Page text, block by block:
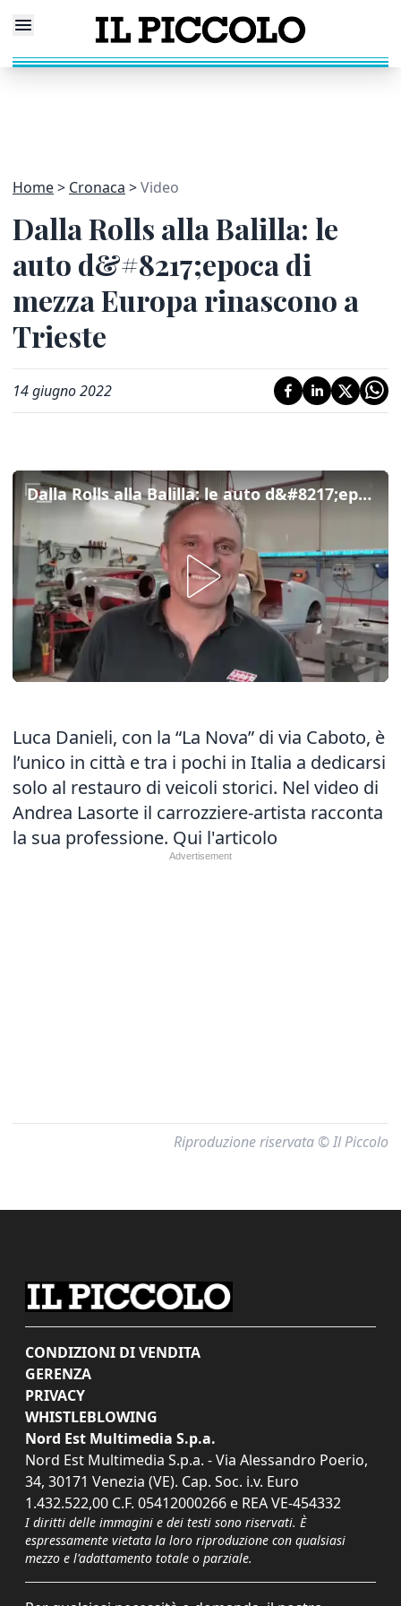
Home Cronaca Video
Dalla Rolls alla Balilla: le
auto d&#8217;epoca di
mezza Europa rinascono a
Trieste
14 giugno 2022
Dalla Rolls alla Balilla: le auto d&#8217;epoca di mezza Europa rinascono a Trieste
Luca Danieli, con la “La Nova” di via Caboto, è
l’unico in città e tra i pochi in Italia a dedicarsi
solo al restauro di veicoli storici. Nel video di
Andrea Lasorte il carrozziere-artista racconta
la sua professione. Qui l'articolo
Riproduzione riservata © Il Piccolo
CONDIZIONI DI VENDITA
GERENZA
PRIVACY
WHISTLEBLOWING
Nord Est Multimedia S.p.a.
Nord Est Multimedia S.p.a. - Via Alessandro Poerio,
34, 30171 Venezia (VE). Cap. Soc. i.v. Euro
1.432.522,00 C.F. 05412000266 e REA VE-454332
I diritti delle immagini e dei testi sono riservati. È
espressamente vietata la loro riproduzione con qualsiasi
mezzo e l'adattamento totale o parziale.